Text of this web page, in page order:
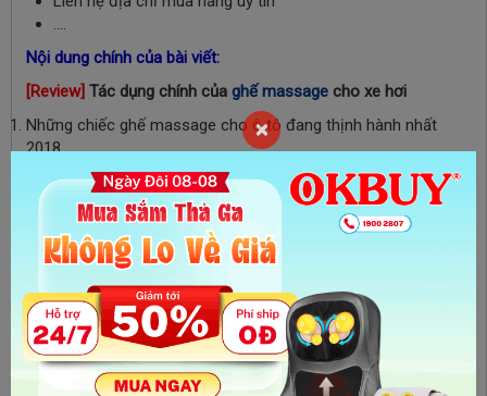
….
Nội dung chính của bài viết:
[Review] Tác dụng chính của ghế massage cho xe hơi
Những chiếc ghế massage cho ô tô đang thịnh hành nhất
2018
So sánh tiện ích giữa các sản phẩm ghế massage cho ô tô
Tác dụng chính của ghế massage dành cho ô tô
Không lắp ghế massage cho ô tô có được không?
Cách lựa chọn ghế massage cho xe hơi
Tiêu chí lựa chọn chiếc ghế massage phù hợp từng dòng xe
Tiêu chí về chất lượng và giá bán
Lắp ráp và sử dụng ra sao cho hiệu quả
Liên hệ mua máy massage cho ô tô chính hãng, giá rẻ tại Sài
×